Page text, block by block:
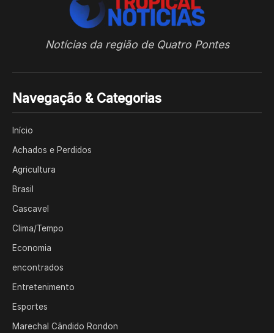
Notícias da região de Quatro Pontes
Navegação & Categorias
Início
Achados e Perdidos
Agricultura
Brasil
Cascavel
Clima/Tempo
Economia
encontrados
Entretenimento
Esportes
Marechal Cândido Rondon